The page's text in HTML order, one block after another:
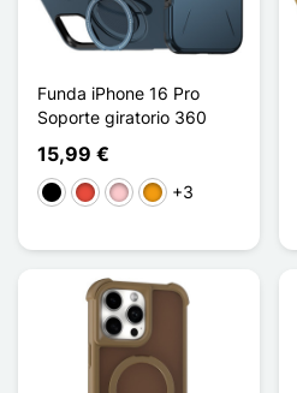
Funda iPhone 16 Pro
Soporte giratorio 360
15,99 €
NegroRojoRosaNaranja
+3